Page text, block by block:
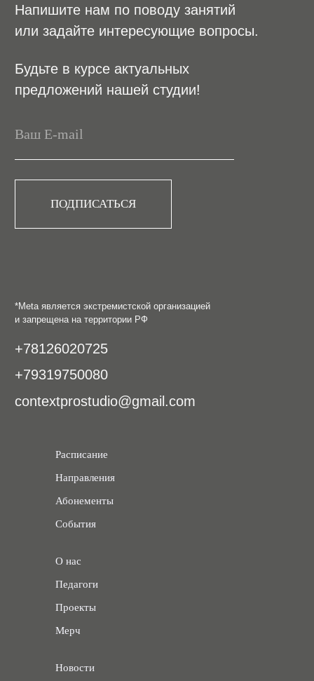
Расписание
Направления
Абонементы
События
О нас
Педагоги
Проекты
Мерч
Новости